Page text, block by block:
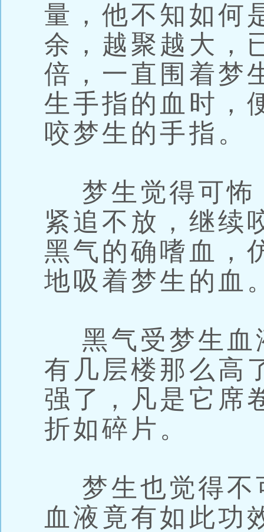
量，他不知如何
余，越聚越大，
倍，一直围着梦
生手指的血时，
咬梦生的手指。
梦生觉得可怖
紧追不放，继续
黑气的确嗜血，
地吸着梦生的血
黑气受梦生血
有几层楼那么高
强了，凡是它席
折如碎片。
梦生也觉得不
血液竟有如此功